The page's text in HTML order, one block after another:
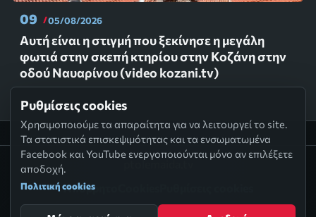
09 05/08/2026
Αυτή είναι η στιγμή που ξεκίνησε η μεγάλη
φωτιά στην σκεπή κτηρίου στην Κοζάνη στην
οδού Ναυαρίνου (video kozani.tv)
ptolemaida.tv
Απόρρητο
Ρυθμίσεις cookies
Χρησιμοποιούμε τα απαραίτητα για να λειτουργεί το site.
Τα στατιστικά επισκεψιμότητας και τα ενσωματωμένα
Facebook και YouTube ενεργοποιούνται μόνο αν επιλέξετε
αποδοχή.
Πολιτική cookies